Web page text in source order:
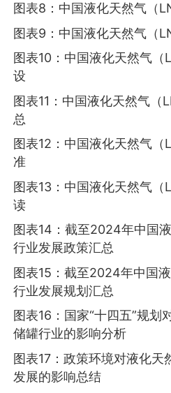
图表8：中国液化天然气（
图表9：中国液化天然气（
图表10：中国液化天然气（
设
图表11：中国液化天然气（
总
图表12：中国液化天然气（
准
图表13：中国液化天然气（
读
图表14：截至2024年中国
行业发展政策汇总
图表15：截至2024年中国
行业发展规划汇总
图表16：国家“十四五”规划
储罐行业的影响分析
图表17：政策环境对液化天
发展的影响总结